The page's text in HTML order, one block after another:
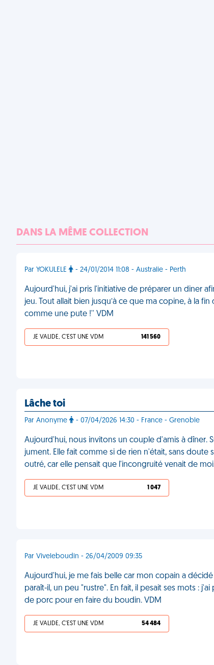
DANS LA MÊME COLLECTION
Par YOKULELE - 24/01/2014 11:08 - Australie - Perth
Aujourd'hui, j'ai pris l'initiative de préparer un diner
jeu. Tout allait bien jusqu’à ce que ma copine, à la
comme une pute !'' VDM
JE VALIDE, C'EST UNE VDM 141 560
Lâche toi
Par Anonyme - 07/04/2026 14:30 - France - Grenoble
Aujourd'hui, nous invitons un couple d'amis à dîner.
jument. Elle fait comme si de rien n'était, sans
outré, car elle pensait que l'incongruité venait de
JE VALIDE, C'EST UNE VDM 1 047
Par Viveleboudin - 26/04/2009 09:35
Aujourd'hui, je me fais belle car mon copain a
paraît-il, un peu "rustre". En fait, il pesait ses mots :
de porc pour en faire du boudin. VDM
JE VALIDE, C'EST UNE VDM 54 484